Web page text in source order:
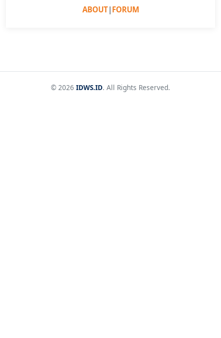
ABOUT| FORUM
© 2026 IDWS.ID. All Rights Reserved.